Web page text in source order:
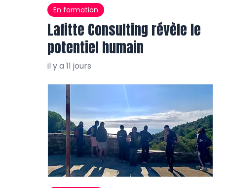
En formation
Lafitte Consulting révèle le
potentiel humain
il y a 11 jours